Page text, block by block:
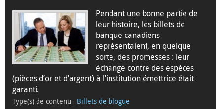
Pendant une bonne partie de
leur histoire, les billets de
banque canadiens
représentaient, en quelque
sorte, des promesses : leur
échange contre des espèces
(pièces d’or et d’argent) à l’institution émettrice était
garanti.
Type(s) de contenu : Billets de blogue